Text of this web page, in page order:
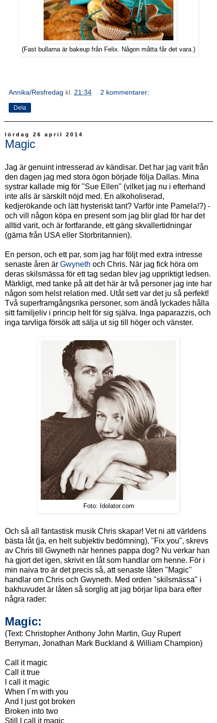
(Fast bullarna är bakeup från Felix. Någon måtta får det vara.)
Annika/Resfredag kl. 21:34 2 kommentarer:
Dela
lördag 26 april 2014
Magic
Jag är genuint intresserad av kändisar. Det har jag varit från
den dagen jag med stora ögon började följa Dallas. Mina
systrar kallade mig för "Sue Ellen" (vilket jag nu i efterhand
inte alls är särskilt nöjd med. En alkoholiserad,
kedjerökande och lätt hysteriskt tant? Varför inte Pamela!?) -
och vill någon köpa en present som jag blir glad för har det
alltid varit, och är fortfarande, ett gäng skvallertidningar
(gärna från USA eller Storbritannien).
En person, och ett par, som jag har följt med extra intresse
senaste åren är Gwyneth och Chris. När jag fick höra om
deras skilsmässa för ett tag sedan blev jag uppriktigt ledsen.
Märkligt, med tanke på att det här är två personer jag inte har
någon som helst relation med. Utåt sett var det ju så perfekt!
Två superframgångsrika personer, som ändå lyckades hålla
sitt familjeliv i princip helt för sig själva. Inga paparazzis, och
inga tarvliga försök att sälja ut sig till höger och vänster.
Foto: Idolator.com
Och så all fantastisk musik Chris skapar! Vet ni att världens
bästa låt (ja, en helt subjektiv bedömning), "Fix you", skrevs
av Chris till Gwyneth när hennes pappa dog? Nu verkar han
ha gjort det igen, skrivit en låt som handlar om henne. För i
min naiva tro är det precis så, att senaste låten "Magic"
handlar om Chris och Gwyneth. Med orden "skilsmässa" i
bakhuvudet är låten så sorglig att jag börjar lipa bara efter
några rader:
Magic:
(Text: Christopher Anthony John Martin, Guy Rupert
Berryman, Jonathan Mark Buckland & William Champion)
Call it magic
Call it true
I call it magic
When I´m with you
And I just got broken
Broken into two
Still I call it magic